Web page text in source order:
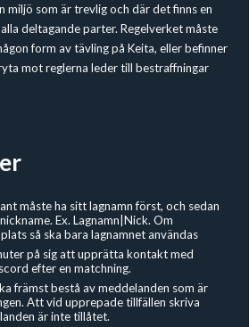
miljö som är trevlig och där det finns en
deltagande parter. Regelverket måste
form av tävling på Keita, eller befinner
mot reglerna leder till bestraffningar
måste ha sitt lagnamn först, och sedan
Ex. Lagnamn|Nick. Om
så ska bara lagnamnet användas
på sig att upprätta kontakt med
efter en matchning.
främst bestå av meddelanden som är
Att vid upprepade tillfällen skriva
är inte tillåtet.